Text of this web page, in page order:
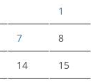
1
7 8
14 15